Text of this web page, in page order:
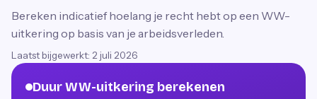
Bereken indicatief hoelang je recht hebt op een WW-
uitkering op basis van je arbeidsverleden.
Laatst bijgewerkt: 2 juli 2026
Duur WW-uitkering berekenen